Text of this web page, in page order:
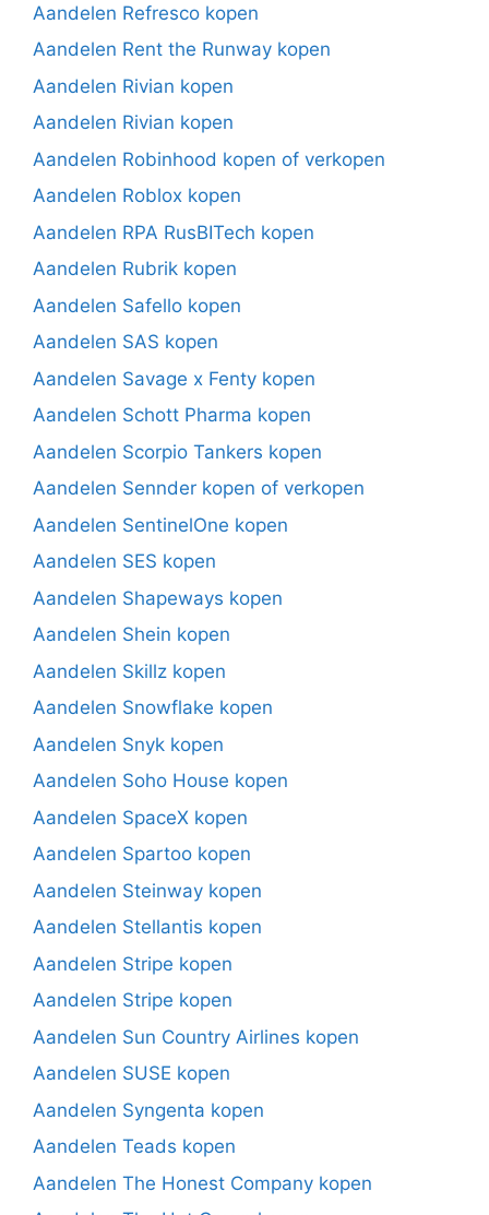
Aandelen Refresco kopen
Aandelen Rent the Runway kopen
Aandelen Rivian kopen
Aandelen Rivian kopen
Aandelen Robinhood kopen of verkopen
Aandelen Roblox kopen
Aandelen RPA RusBITech kopen
Aandelen Rubrik kopen
Aandelen Safello kopen
Aandelen SAS kopen
Aandelen Savage x Fenty kopen
Aandelen Schott Pharma kopen
Aandelen Scorpio Tankers kopen
Aandelen Sennder kopen of verkopen
Aandelen SentinelOne kopen
Aandelen SES kopen
Aandelen Shapeways kopen
Aandelen Shein kopen
Aandelen Skillz kopen
Aandelen Snowflake kopen
Aandelen Snyk kopen
Aandelen Soho House kopen
Aandelen SpaceX kopen
Aandelen Spartoo kopen
Aandelen Steinway kopen
Aandelen Stellantis kopen
Aandelen Stripe kopen
Aandelen Stripe kopen
Aandelen Sun Country Airlines kopen
Aandelen SUSE kopen
Aandelen Syngenta kopen
Aandelen Teads kopen
Aandelen The Honest Company kopen